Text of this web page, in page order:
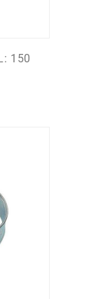
150